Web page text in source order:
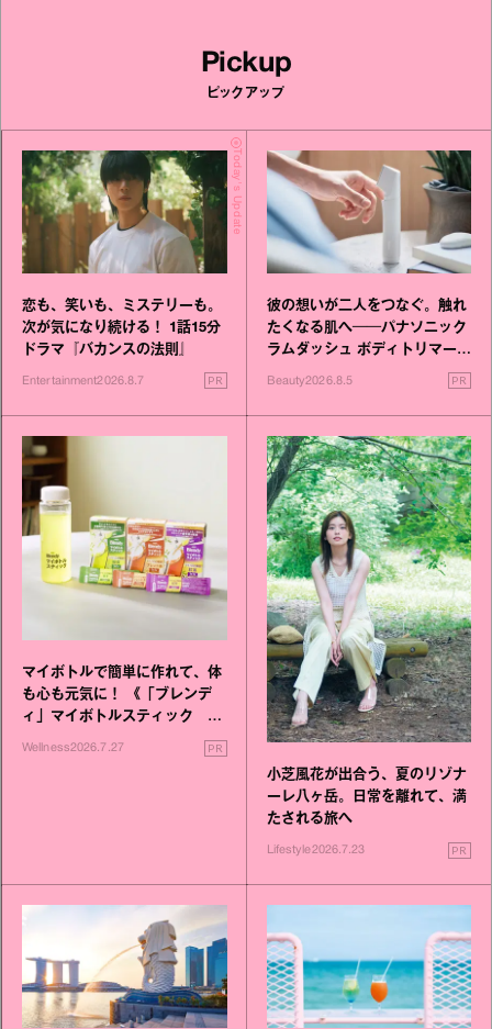
Pickup
ピックアップ
Today's Update
恋も、笑いも、ミステリーも。
次が気になり続ける！ 1話15分
ドラマ『バカンスの法則』
Entertainment2026.8.7 PR
彼の想いが二人をつなぐ。触れ
たくなる肌へ──パナソニック
ラムダッシュ ボディトリマーが
Beauty2026.8.5 PR
マイボトルで簡単に作れて、体
も心も元気に！ 《「ブレンデ
ィ」マイボトルスティック い
いこと毎日》シリーズが誕生
Wellness2026.7.27 PR
小芝風花が出合う、夏のリゾナ
ーレ八ヶ岳。日常を離れて、満
たされる旅へ
Lifestyle2026.7.23 PR